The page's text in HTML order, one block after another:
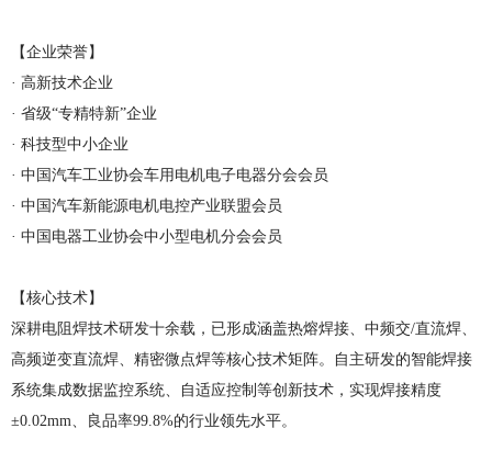
【企业荣誉】
· 高新技术企业
· 省级“专精特新”企业
· 科技型中小企业
· 中国汽车工业协会车用电机电子电器分会会员
· 中国汽车新能源电机电控产业联盟会员
· 中国电器工业协会中小型电机分会会员
【核心技术】
深耕电阻焊技术研发十余载，已形成涵盖热熔焊接、中频交/直流焊、
高频逆变直流焊、精密微点焊等核心技术矩阵。自主研发的智能焊接
系统集成数据监控系统、自适应控制等创新技术，实现焊接精度
±0.02mm、良品率99.8%的行业领先水平。